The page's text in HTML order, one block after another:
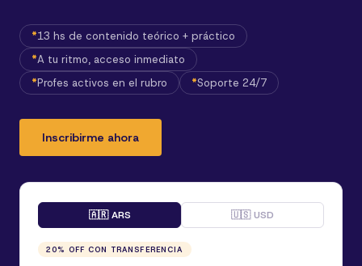
13 hs de contenido teórico + práctico
A tu ritmo, acceso inmediato
Profes activos en el rubro
Soporte 24/7
Inscribirme ahora
🇦🇷 ARS 🇺🇸 USD
20% OFF CON TRANSFERENCIA